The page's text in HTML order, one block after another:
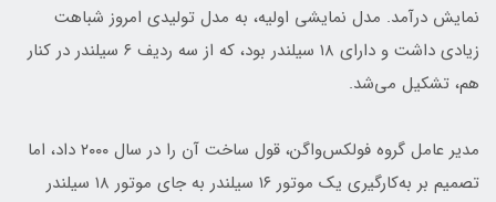
نمایش درآمد. مدل نمایشی اولیه، به مدل تولیدی امروز شباهت
زیادی داشت و دارای ۱۸ سیلندر بود، که از سه ردیف ۶ سیلندر در کنار
هم، تشکیل می‌شد.
مدیر عامل گروه فولکس‌واگن، قول ساخت آن را در سال ۲۰۰۰ داد، اما
تصمیم بر به‌کارگیری یک موتور ۱۶ سیلندر به جای موتور ۱۸ سیلندر